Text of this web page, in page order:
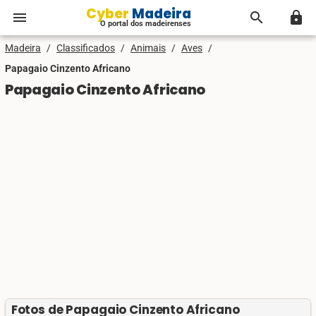
menu Cyber Madeira
O portal dos madeirenses search lock
Madeira / Classificados / Animais / Aves /
Papagaio Cinzento Africano
Papagaio Cinzento Africano
Fotos de Papagaio Cinzento Africano